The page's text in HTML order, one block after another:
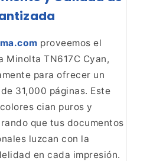
proveemos el
Minolta TN617C Cyan,
para ofrecer un
31,000 páginas. Este
cian puros y
que tus documentos
luzcan con la
en cada impresión.